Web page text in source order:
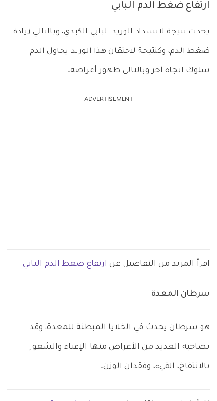
ارتفاع ضغط الدم البابي
يحدث نتيجة لانسداد الوريد البابي الكبدي، وبالتالي زيادة
ضغط الدم، وكنتيجة لاحتقان هذا الوريد يحاول الدم
سلوك اتجاه آخر وبالتالي ظهور أعراضه.
ADVERTISEMENT
اقرأ المزيد من التفاصيل عن ارتفاع ضغط الدم البابي
سرطان المعدة
هو سرطان يحدث في الخلايا المبطنة للمعدة، وقد
يصاحبه العديد من الأعراض منها الإعياء والشعور
بالانتفاخ، القيء، وفقدان الوزن.